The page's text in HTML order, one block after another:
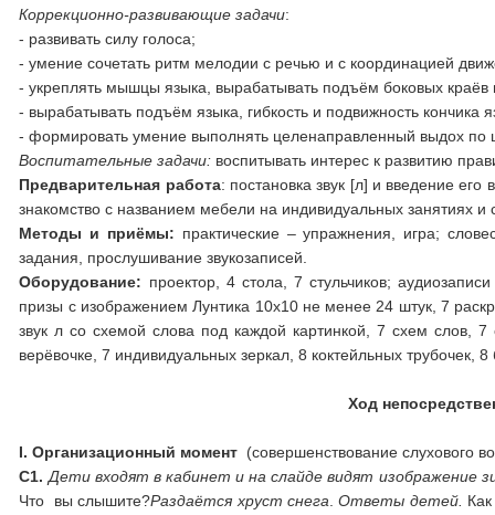
Коррекционно-развивающие задачи:
- развивать силу голоса;
- умение сочетать ритм мелодии с речью и с координацией
- укреплять мышцы языка, вырабатывать подъём боковых
- вырабатывать подъём языка, гибкость и подвижность кончика
- формировать умение выполнять целенаправленный выдох по
Воспитательные задачи: воспитывать интерес к развитию
Предварительная работа: постановка звук [л] и введение
знакомство с названием мебели на индивидуальных занятиях и
Методы и приёмы: практические – упражнения, игра;
задания, прослушивание звукозаписей.
Оборудование: проектор, 4 стола, 7 стульчиков;
призы с изображением Лунтика 10х10 не менее 24 штук, 7
звук л со схемой слова под каждой картинкой, 7 схем слов,
верёвочке, 7 индивидуальных зеркал, 8 коктейльных
Ход
I. Организационный момент (совершенствование слухового
С1. Дети входят в кабинет и на слайде видят изображение
Что вы слышите?Раздаётся хруст снега .Ответы детей.